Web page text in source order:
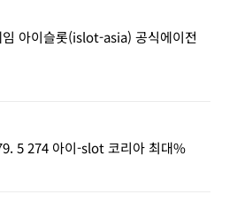
아이슬롯(islot-asia) 공식에이전
5 274 아이-slot 코리아 최대%